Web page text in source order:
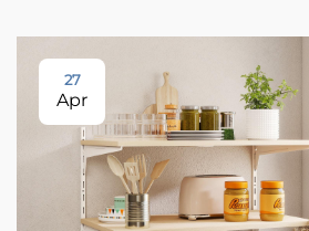
27
Apr